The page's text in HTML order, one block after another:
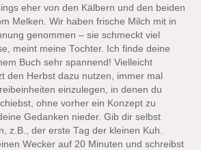
eher von den Kälbern und den beiden
Melken. Wir haben frische Milch mit in
genommen – sie schmeckt viel
meint meine Tochter. Ich finde deine
Buch sehr spannend! Vielleicht
den Herbst dazu nutzen, immer mal
einzulegen, in denen du
ohne vorher ein Konzept zu
Gedanken nieder. Gib dir selbst
z.B., der erste Tag der kleinen Kuh.
Wecker auf 20 Minuten und schreibst